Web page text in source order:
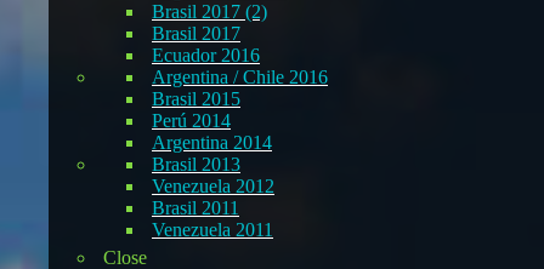
Brasil 2017 (2)
Brasil 2017
Ecuador 2016
Argentina / Chile 2016
Brasil 2015
Perú 2014
Argentina 2014
Brasil 2013
Venezuela 2012
Brasil 2011
Venezuela 2011
Close